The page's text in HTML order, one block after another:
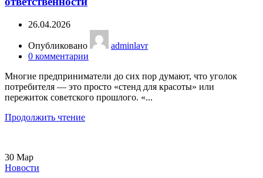
26.04.2026
Опубликовано
adminlavr
0 комментарии
Многие предприниматели до сих пор думают, что уголок
потребителя — это просто «стенд для красоты» или
пережиток советского прошлого. «...
Продолжить чтение
30 Мар
Новости